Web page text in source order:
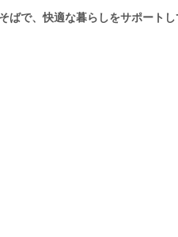
ばで、快適な暮らしをサポートし